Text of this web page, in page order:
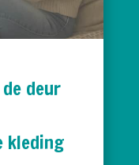
deur
kleding